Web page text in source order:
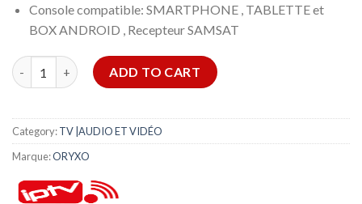
Console compatible: SMARTPHONE , TABLETTE et
BOX ANDROID , Recepteur SAMSAT
Abonnement ORYXO 15 Mois IPTV quantity
ADD TO CART
Category:TV |AUDIO ET VIDÉO
Marque:ORYXO